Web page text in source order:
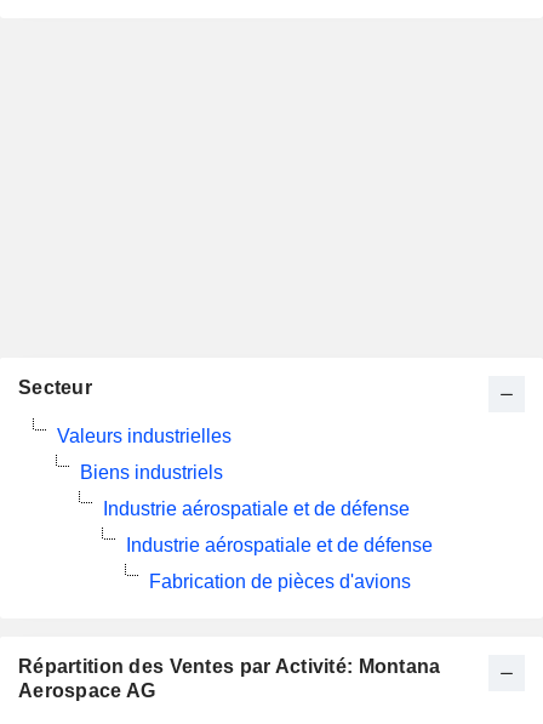
Répartition des Ventes par Activité: Montana
Aerospace AG
Secteur
Valeurs industrielles
Biens industriels
Industrie aérospatiale et de défense
Industrie aérospatiale et de défense
Fabrication de pièces d'avions